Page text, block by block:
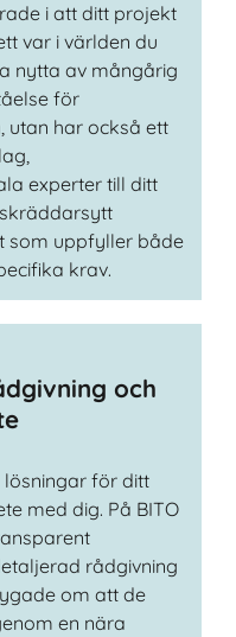
i att ditt projekt
var i världen du
nytta av mångårig
för
utan har också ett
experter till ditt
som uppfyller både
krav.
och
för ditt
med dig. På BITO
rådgivning
om att de
en nära